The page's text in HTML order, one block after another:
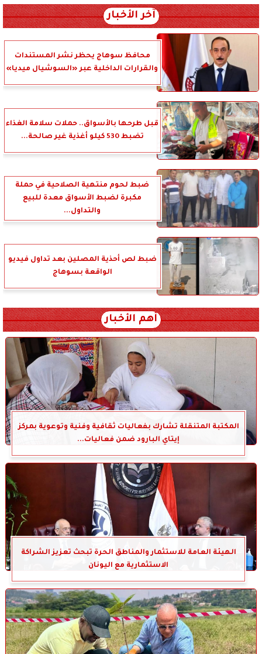
آخر الأخبار
محافظ سوهاج يحظر نشر المستندات
والقرارات الداخلية عبر «السوشيال ميديا»
قبل طرحها بالأسواق.. حملات سلامة الغذاء
تضبط 530 كيلو أغذية غير صالحة...
ضبط لحوم منتهية الصلاحية في حملة
مكبرة لضبط الأسواق معدة للبيع
والتداول...
ضبط لص أحذية المصلين بعد تداول فيديو
الواقعة بسوهاج
أهم الأخبار
المكتبة المتنقلة تشارك بفعاليات ثقافية وفنية وتوعوية بمركز
إيتاي البارود ضمن فعاليات...
الهيئة العامة للاستثمار والمناطق الحرة تبحث تعزيز الشراكة
الاستثمارية مع اليونان